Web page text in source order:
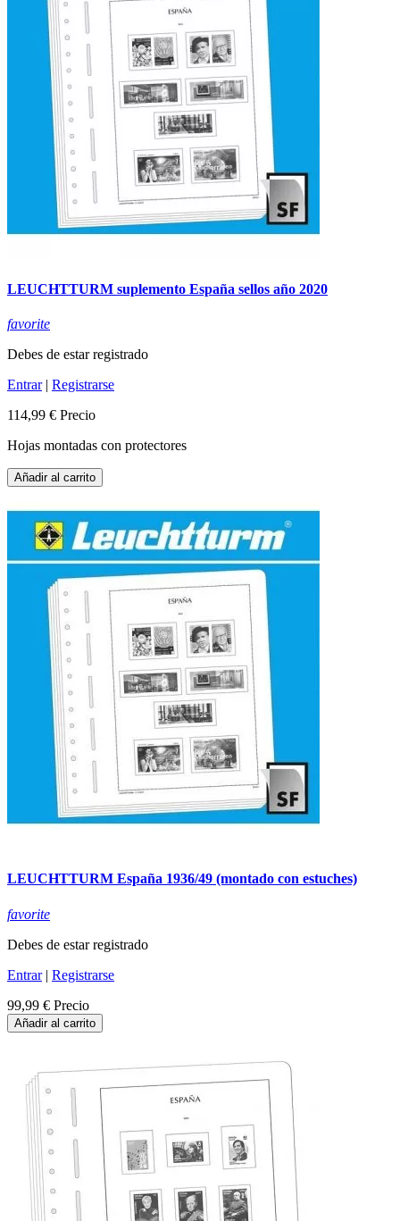
LEUCHTTURM suplemento España sellos año 2020
favorite
Debes de estar registrado
Entrar| Registrarse
114,99 € Precio
Hojas montadas con protectores
Añadir al carrito
LEUCHTTURM España 1936/49 (montado con estuches)
favorite
Debes de estar registrado
Entrar| Registrarse
99,99 € Precio
Añadir al carrito